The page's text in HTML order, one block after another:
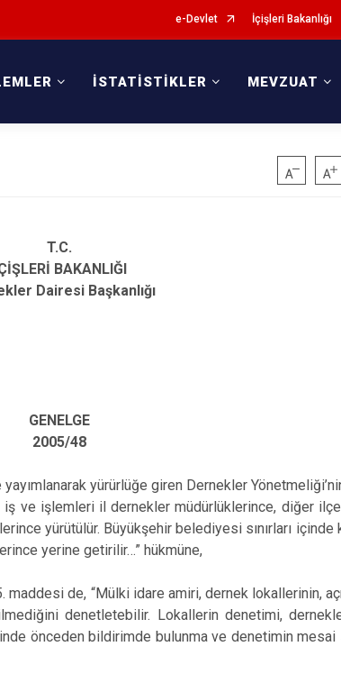
e-Devlet İçişleri Bakanlığı
İSTATİSTİKLER MEVZUAT
T.C.
BAKANLIĞI
Dairesi Başkanlığı
GENELGE
2005/48
yürürlüğe giren Dernekler
ve işlemleri il dernekler müdürlüklerince, diğer
yürütülür. Büyükşehir belediyesi sınırları içinde
yerine getirilir…” hükmüne,
maddesi de, “Mülki idare amiri, dernek lokallerinin,
denetletebilir. Lokallerin denetimi,
önceden bildirimde bulunma ve denetimin